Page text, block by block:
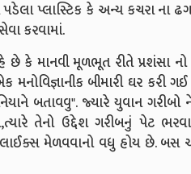
પ્લાસ્ટિક કે અન્ય કચરા ના
કરવામાં.
છે કે માનવી મૂળભૂત રીતે પ્રશંસા
બીમારી ઘર કરી
બતાવવુ". જ્યારે યુવાન
તેનો ઉદ્દેશ ગરીબનું પેટ
લાઈક્સ મેળવવાનો વધુ હોય છે.